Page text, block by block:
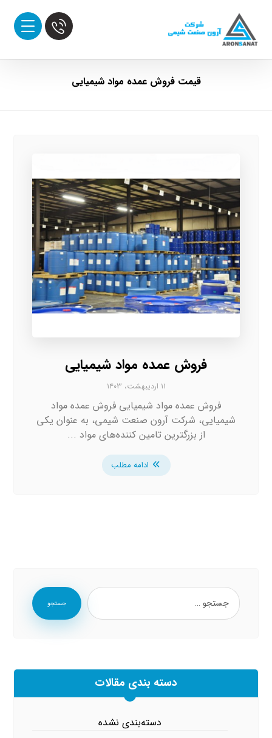
قیمت فروش عمده مواد شیمیایی
فروش عمده مواد شیمیایی
۱۱ اردیبهشت، ۱۴۰۳
فروش عمده مواد شیمیایی فروش عمده مواد
شیمیایی، شرکت آرون صنعت شیمی، به عنوان یکی
از بزرگترین تامین کننده‌های مواد ...
ادامه مطلب
جستجو
دسته بندی مقالات
دسته‌بندی نشده